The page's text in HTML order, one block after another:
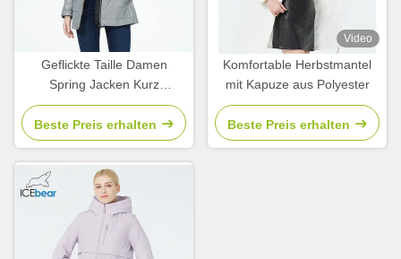
Geflickte Taille Damen
Spring Jacken Kurz
wasserdicht Windbreaker
Schlankheit Fit
Beste Preis erhalten
Video
Komfortable Herbstmantel
mit Kapuze aus Polyester
Beste Preis erhalten